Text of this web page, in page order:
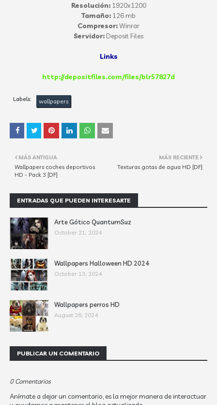
Resolución:1920x1200
Tamaño: 126 mb
Compresor:Winrar
Servidor: Deposit Files
Links
http://depositfiles.com/files/blr57827d
Labels: wallpapers
MÁS RECIENTE
Texturas gotas de agua HD [DF]
MÁS ANTIGUA
Wallpapers coches deportivos
HD - Pack 3 [DF]
ENTRADAS QUE PUEDEN INTERESARTE
Arte Gótico QuantumSuz
October 21, 2024
Wallpapers Halloween HD 2024
October 13, 2024
Wallpapers perros HD
August 26, 2024
PUBLICAR UN COMENTARIO
0 Comentarios
Anímate a dejar un comentario, es la mejor manera de interactuar